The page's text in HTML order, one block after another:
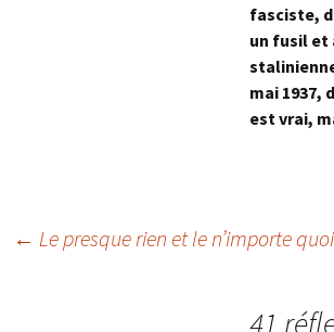
fasciste,
un fusil et
mai 1937,
est vrai,
← Le presque rien et le n’importe
41